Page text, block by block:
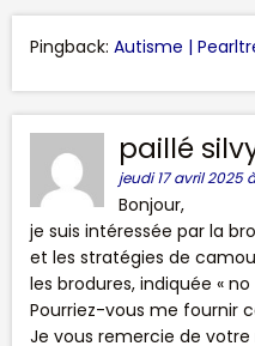
Pingback: Autisme |
paillé
jeudi 17 avril 2025
Bonjour,
je suis intéressée par la
et les stratégies de
les brodures, indiquée « no
Pourriez-vous me fournir
Je vous remercie de votre